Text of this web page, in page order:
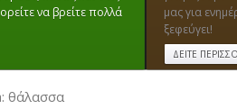
να βρείτε πολλά
μας για
ξεφεύγει!
ΔΕΙΤΕ
θάλασσα